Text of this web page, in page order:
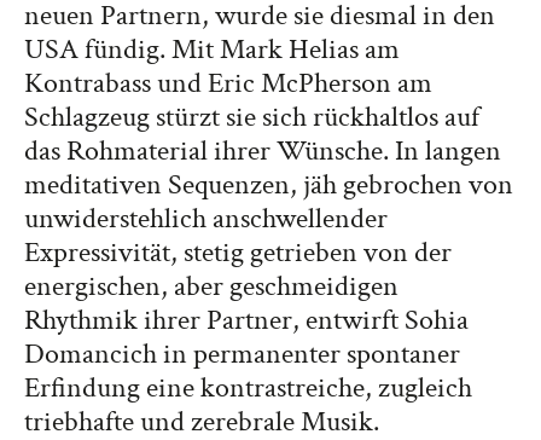
neuen Partnern, wurde sie diesmal in den
USA fündig. Mit Mark Helias am
Kontrabass und Eric McPherson am
Schlagzeug stürzt sie sich rückhaltlos auf
das Rohmaterial ihrer Wünsche. In langen
meditativen Sequenzen, jäh gebrochen von
unwiderstehlich anschwellender
Expressivität, stetig getrieben von der
energischen, aber geschmeidigen
Rhythmik ihrer Partner, entwirft Sohia
Domancich in permanenter spontaner
Erfindung eine kontrastreiche, zugleich
triebhafte und zerebrale Musik.